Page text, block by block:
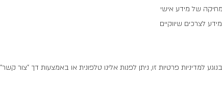
של מידע אישי
לצרכים שיווקיים
למדיניות פרטיות זו, ניתן לפנות אלינו טלפונית או באמצעות דך "צור קשר"